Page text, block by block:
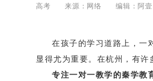
高考 来源：网络 编辑：阿壹
在孩子的学习道路上，一
显得尤为重要。在杭州，有
专注一对一教学的秦学教